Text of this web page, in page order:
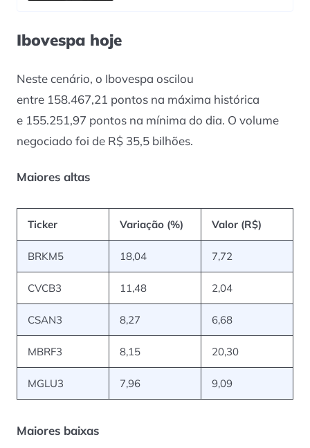
Ibovespa hoje
Neste cenário, o Ibovespa oscilou
entre 158.467,21 pontos na máxima histórica
e 155.251,97 pontos na mínima do dia. O volume
negociado foi de R$ 35,5 bilhões.
Maiores altas
Ticker Variação (%) Valor (R$)
BRKM5 18,04 7,72
CVCB3 11,48 2,04
CSAN3 8,27 6,68
MBRF3 8,15 20,30
MGLU3 7,96 9,09
Maiores baixas